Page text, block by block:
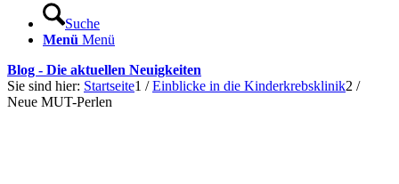
Suche
Menü Menü
Blog - Die aktuellen Neuigkeiten
Sie sind hier: Startseite1 / Einblicke in die Kinderkrebsklinik2 /
Neue MUT-Perlen